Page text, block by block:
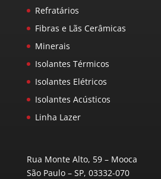
Refratários
Fibras e Lãs Cerâmicas
Minerais
Isolantes Térmicos
Isolantes Elétricos
Isolantes Acústicos
Linha Lazer
Rua Monte Alto, 59 – Mooca
São Paulo – SP, 03332-070